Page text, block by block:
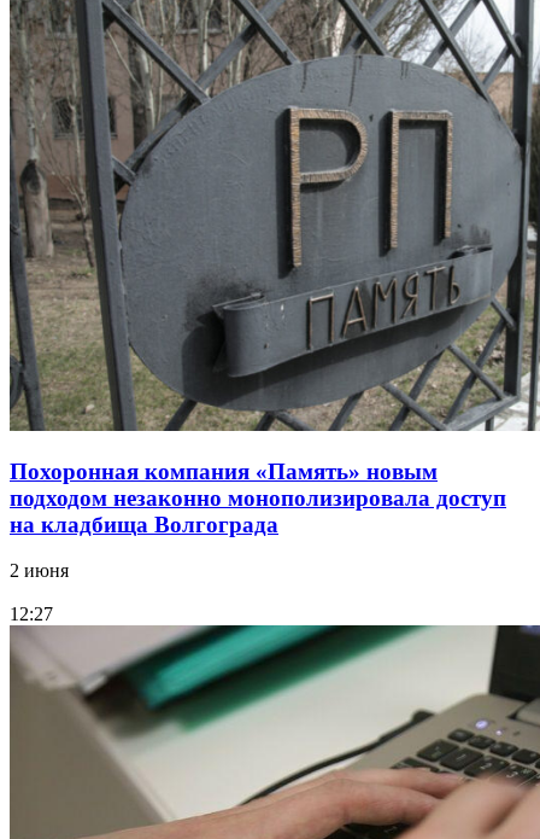
Похоронная компания «Память» новым
подходом незаконно монополизировала доступ
на кладбища Волгограда
2 июня
12:27